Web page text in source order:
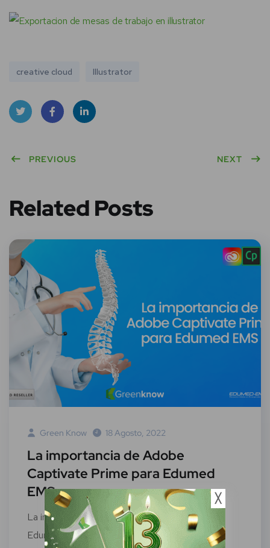
creative cloud Illustrator
er
book
PREVIOUS NEXT
Related Posts
Green Know 18 Agosto, 2022
La importancia de Adobe
Captivate Prime para Edumed
EMS
La importancia de Adobe Captivate Prime para
Edumed EMS Edumed EMS es una compañía...
╳